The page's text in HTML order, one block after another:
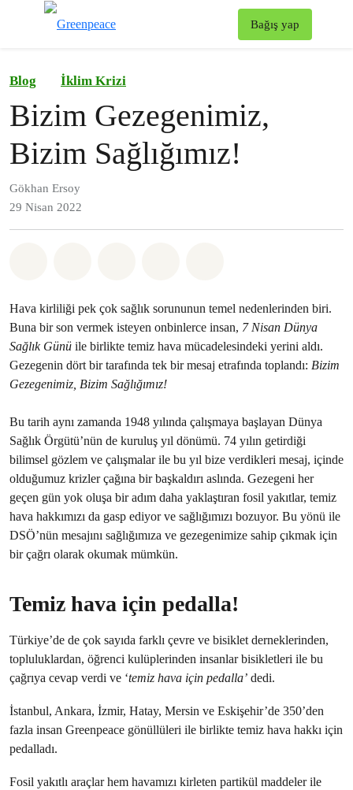
Bağış yap
Blog İklim Krizi
Bizim Gezegenimiz,
Bizim Sağlığımız!
Gökhan Ersoy
29 Nisan 2022
Hava kirliliği pek çok sağlık sorununun temel nedenlerinden biri.
Buna bir son vermek isteyen onbinlerce insan, 7 Nisan Dünya
Sağlık Günü ile birlikte temiz hava mücadelesindeki yerini aldı.
Gezegenin dört bir tarafında tek bir mesaj etrafında toplandı: Bizim
Gezegenimiz, Bizim Sağlığımız!
Bu tarih aynı zamanda 1948 yılında çalışmaya başlayan Dünya
Sağlık Örgütü’nün de kuruluş yıl dönümü. 74 yılın getirdiği
bilimsel gözlem ve çalışmalar ile bu yıl bize verdikleri mesaj, içinde
olduğumuz krizler çağına bir başkaldırı aslında. Gezegeni her
geçen gün yok oluşa bir adım daha yaklaştıran fosil yakıtlar, temiz
hava hakkımızı da gasp ediyor ve sağlığımızı bozuyor. Bu yönü ile
DSÖ’nün mesajını sağlığımıza ve gezegenimize sahip çıkmak için
bir çağrı olarak okumak mümkün.
Temiz hava için pedalla!
Türkiye’de de çok sayıda farklı çevre ve bisiklet derneklerinden,
topluluklardan, öğrenci kulüplerinden insanlar bisikletleri ile bu
çağrıya cevap verdi ve ‘temiz hava için pedalla’ dedi.
İstanbul, Ankara, İzmir, Hatay, Mersin ve Eskişehir’de 350’den
fazla insan Greenpeace gönüllüleri ile birlikte temiz hava hakkı için
pedalladı.
Fosil yakıtlı araçlar hem havamızı kirleten partikül maddeler ile